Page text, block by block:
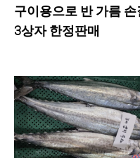
구이용으로 반 가름
3상자 한정판매